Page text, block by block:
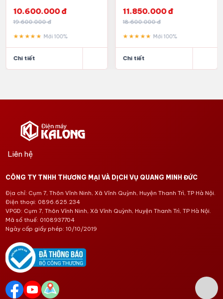
19.600.000 đ
10.600.000 đ
★★★★★ Mới 100%
Chi tiết
18.600.000 đ
11.850.000 đ
★★★★★ Mới 100%
Chi tiết
Liên hệ
CÔNG TY TNHH THƯƠNG MẠI VÀ DỊCH VỤ QUANG MINH ĐỨC
Địa chỉ: Cụm 7, Thôn Vĩnh Ninh, Xã Vĩnh Quỳnh, Huyện Thanh Trì, TP Hà Nội.
Điện thoại: 0896.625.234
VPGD: Cụm 7, Thôn Vĩnh Ninh, Xã Vĩnh Quỳnh, Huyện Thanh Trì, TP Hà Nội.
Mã số thuế: 0108937704
Ngày cấp giấy phép: 10/10/2019